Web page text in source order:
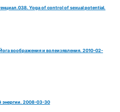
Yoga of control of sexual potential.
воображения и волеизявления. 2010-02-
энергии. 2008-03-30